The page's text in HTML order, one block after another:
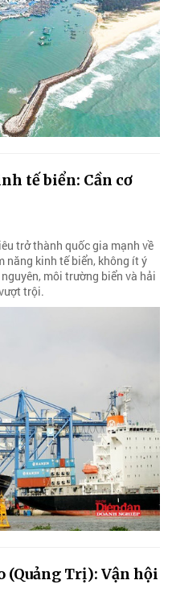
tế biển: Cần cơ
trở thành quốc gia mạnh về
năng kinh tế biển, không ít ý
môi trường biển và hải
trội.
(Quảng Trị): Vận hội